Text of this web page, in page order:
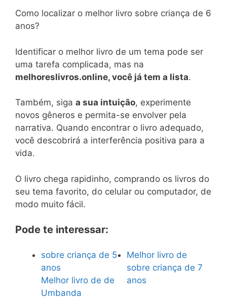
Como localizar o melhor livro sobre criança de 6
anos?
Identificar o melhor livro de um tema pode ser
uma tarefa complicada, mas na
melhoreslivros.online, você já tem a lista.
Também, siga a sua intuição, experimente
novos gêneros e permita-se envolver pela
narrativa. Quando encontrar o livro adequado,
você descobrirá a interferência positiva para a
vida.
O livro chega rapidinho, comprando os livros do
seu tema favorito, do celular ou computador, de
modo muito fácil.
Pode te interessar:
sobre criança de 5
anos
Melhor livro de
sobre criança de 7
anos
Melhor livro de de
Umbanda